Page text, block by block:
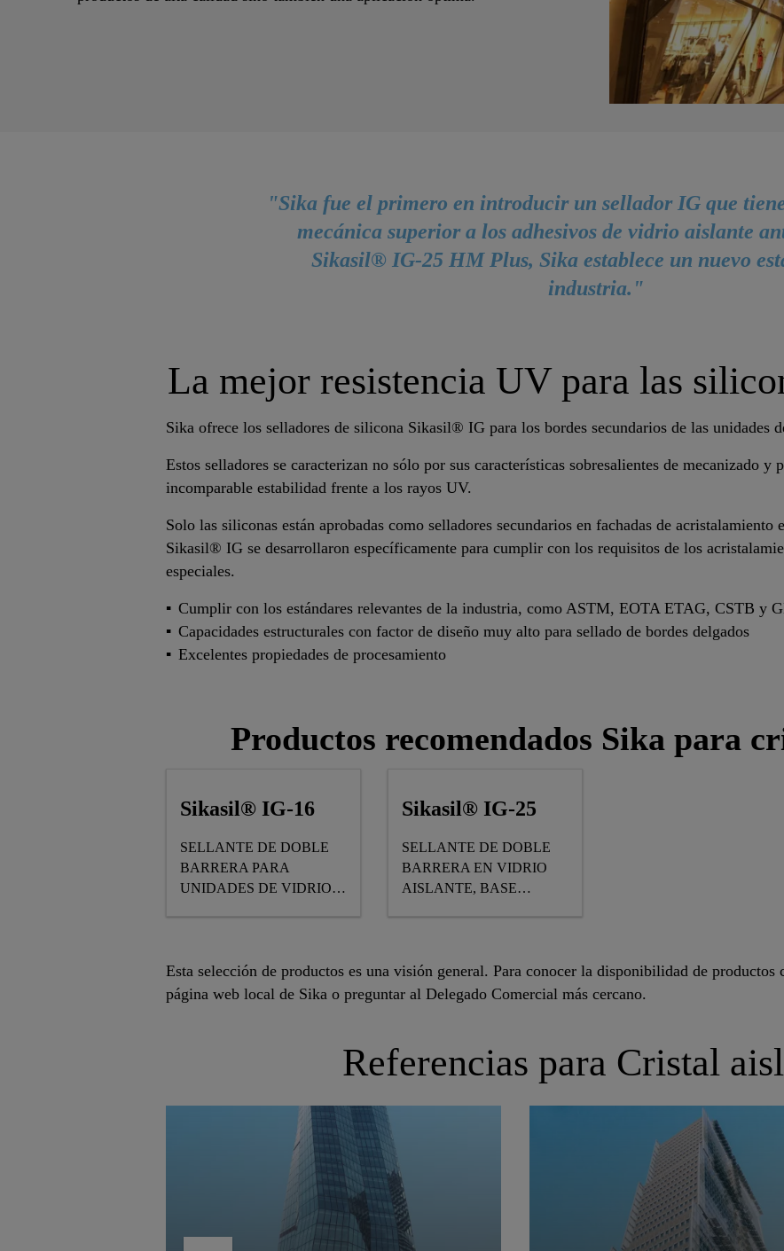
"Sika fue el primero en introducir un sellador IG que
mecánica superior a los adhesivos de vidrio aislante
Sikasil® IG-25 HM Plus, Sika establece un nuevo
industria."
La mejor resistencia UV para las
Sika ofrece los selladores de silicona Sikasil® IG para los bordes secundarios de las unidades
Estos selladores se caracterizan no sólo por sus características sobresalientes de mecanizado y
incomparable estabilidad frente a los rayos UV.
Solo las siliconas están aprobadas como selladores secundarios en fachadas de
Sikasil® IG se desarrollaron específicamente para cumplir con los requisitos de los
especiales.
Cumplir con los estándares relevantes de la industria, como ASTM, EOTA ETAG, CSTB y
Capacidades estructurales con factor de diseño muy alto para sellado de bordes delgados
Excelentes propiedades de procesamiento
Productos recomendados Sika para
Sikasil® IG-16
SELLANTE DE DOBLE
BARRERA PARA
UNIDADES DE VIDRIO
Sikasil® IG-25
SELLANTE DE DOBLE
BARRERA EN VIDRIO
AISLANTE, BASE
Esta selección de productos es una visión general. Para conocer la disponibilidad de productos
página web local de Sika o preguntar al Delegado Comercial más cercano.
Referencias para Cristal